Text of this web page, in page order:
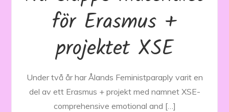
för Erasmus +
projektet XSE
Under två år har Ålands Feministparaply varit en
del av ett Erasmus + projekt med namnet XSE-
comprehensive emotional and […]